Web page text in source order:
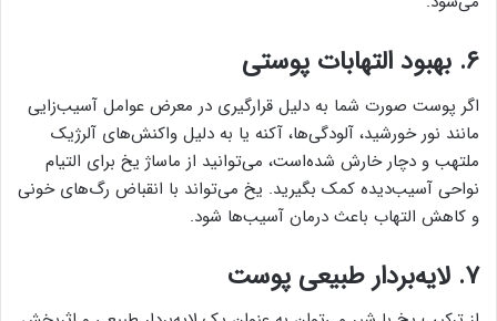
۶. بهبود التهابات پوستی
اگر پوست صورت شما به دلیل قرارگیری در معرض عوامل آسیب‌زایی
مانند نور خورشید، آلودگی‌ها، آکنه یا به دلیل واکنش‌های آلرژیک
ملتهب و دچار خارش شده‌است، می‌توانید از ماساژ یخ برای التیام
نواحی آسیب‌دیده کمک بگیرید. یخ می‌تواند با انقباض رگ‌های خونی
و کاهش التهاب باعث درمان آسیب‌ها شود.
۷. لایه‌بردار طبیعی پوست